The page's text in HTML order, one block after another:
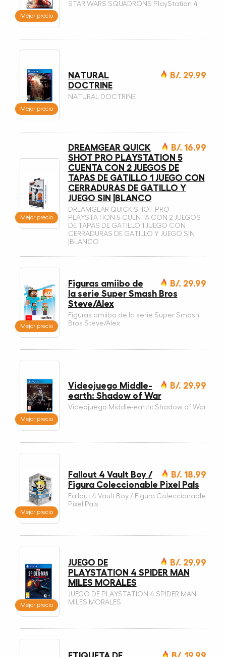
Mejor precio
STAR WARS SQUADRONS PlayStation 4
Mejor precio
B/. 29.99
NATURAL
DOCTRINE
NATURAL DOCTRINE
Mejor precio
B/. 16.99
DREAMGEAR QUICK
SHOT PRO PLAYSTATION 5
CUENTA CON 2 JUEGOS DE
TAPAS DE GATILLO 1 JUEGO CON
CERRADURAS DE GATILLO Y
JUEGO SIN |BLANCO
DREAMGEAR QUICK SHOT PRO
PLAYSTATION 5 CUENTA CON 2 JUEGOS
DE TAPAS DE GATILLO 1 JUEGO CON
CERRADURAS DE GATILLO Y JUEGO SIN
|BLANCO
Mejor precio
B/. 29.99
Figuras amiibo de
la serie Super Smash Bros
Steve/Alex
Figuras amiibo de la serie Super Smash
Bros Steve/Alex
Mejor precio
B/. 29.99
Videojuego Middle-
earth: Shadow of War
Videojuego Middle-earth: Shadow of War
Mejor precio
B/. 18.99
Fallout 4 Vault Boy /
Figura Coleccionable Pixel Pals
Fallout 4 Vault Boy / Figura Coleccionable
Pixel Pals
Mejor precio
B/. 29.99
JUEGO DE
PLAYSTATION 4 SPIDER MAN
MILES MORALES
JUEGO DE PLAYSTATION 4 SPIDER MAN
MILES MORALES